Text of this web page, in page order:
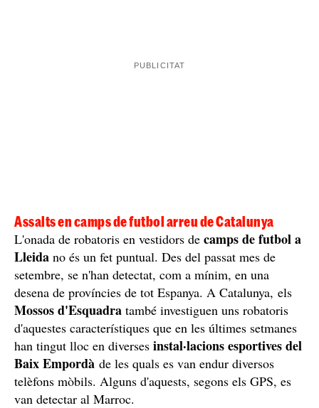
Assalts en camps de futbol arreu de Catalunya
L'onada de robatoris en vestidors de camps de futbol a
Lleida no és un fet puntual. Des del passat mes de
setembre, se n'han detectat, com a mínim, en una
desena de províncies de tot Espanya. A Catalunya, els
Mossos d'Esquadra també investiguen uns robatoris
d'aquestes característiques que en les últimes setmanes
han tingut lloc en diverses instal·lacions esportives del
Baix Empordà de les quals es van endur diversos
telèfons mòbils. Alguns d'aquests, segons els GPS, es
van detectar al Marroc.